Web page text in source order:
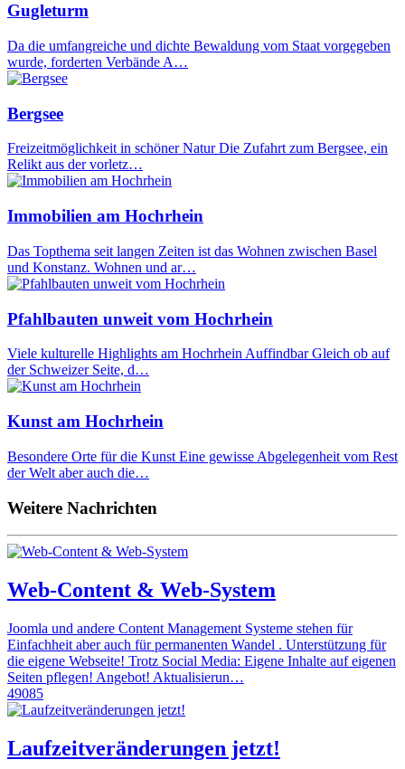
Gugleturm
Da die umfangreiche und dichte Bewaldung vom Staat vorgegeben
wurde, forderten Verbände A…
Bergsee
Freizeitmöglichkeit in schöner Natur Die Zufahrt zum Bergsee, ein
Relikt aus der vorletz…
Immobilien am Hochrhein
Das Topthema seit langen Zeiten ist das Wohnen zwischen Basel
und Konstanz. Wohnen und ar…
Pfahlbauten unweit vom Hochrhein
Viele kulturelle Highlights am Hochrhein Auffindbar Gleich ob auf
der Schweizer Seite, d…
Kunst am Hochrhein
Besondere Orte für die Kunst Eine gewisse Abgelegenheit vom Rest
der Welt aber auch die…
Weitere Nachrichten
Web-Content & Web-System
Joomla und andere Content Management Systeme stehen für
Einfachheit aber auch für permanenten Wandel . Unterstützung für
die eigene Webseite! Trotz Social Media: Eigene Inhalte auf eigenen
Seiten pflegen! Angebot! Aktualisierun…
49085
Laufzeitveränderungen jetzt!